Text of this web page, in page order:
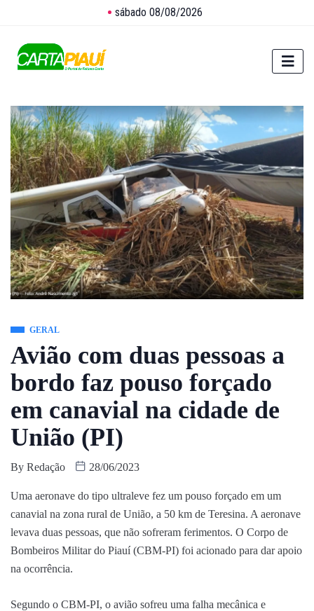
sábado 08/08/2026
GERAL
Avião com duas pessoas a
bordo faz pouso forçado
em canavial na cidade de
União (PI)
By Redação 28/06/2023
Uma aeronave do tipo ultraleve fez um pouso forçado em um
canavial na zona rural de União, a 50 km de Teresina. A aeronave
levava duas pessoas, que não sofreram ferimentos. O Corpo de
Bombeiros Militar do Piauí (CBM-PI) foi acionado para dar apoio
na ocorrência.
Segundo o CBM-PI, o avião sofreu uma falha mecânica e